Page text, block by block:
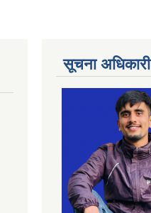
सूचना अधिकारी